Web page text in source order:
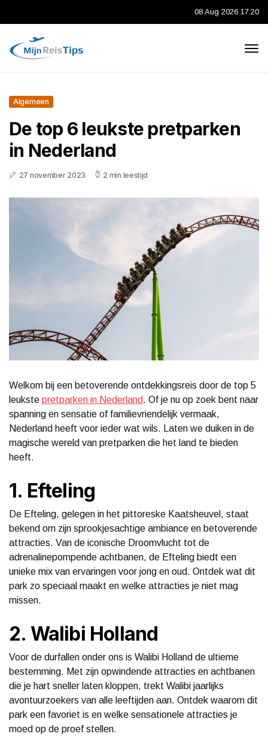
08 Aug 2026 17:20
Algemeen
De top 6 leukste pretparken
in Nederland
27 november 2023 2 min leestijd
Welkom bij een betoverende ontdekkingsreis door de top 5
leukste pretparken in Nederland. Of je nu op zoek bent naar
spanning en sensatie of familievriendelijk vermaak,
Nederland heeft voor ieder wat wils. Laten we duiken in de
magische wereld van pretparken die het land te bieden
heeft.
1. Efteling
De Efteling, gelegen in het pittoreske Kaatsheuvel, staat
bekend om zijn sprookjesachtige ambiance en betoverende
attracties. Van de iconische Droomvlucht tot de
adrenalinepompende achtbanen, de Efteling biedt een
unieke mix van ervaringen voor jong en oud. Ontdek wat dit
park zo speciaal maakt en welke attracties je niet mag
missen.
2. Walibi Holland
Voor de durfallen onder ons is Walibi Holland de ultieme
bestemming. Met zijn opwindende attracties en achtbanen
die je hart sneller laten kloppen, trekt Walibi jaarlijks
avontuurzoekers van alle leeftijden aan. Ontdek waarom dit
park een favoriet is en welke sensationele attracties je
moed op de proef stellen.